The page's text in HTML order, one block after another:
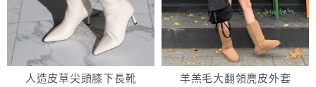
人造皮草尖頭膝下長靴 羊羔毛大翻領麂皮外套